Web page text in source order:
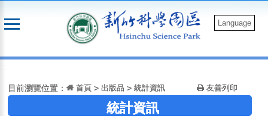
到
Language
目前瀏覽位置： 首頁 >出版品 >統計資訊 友善列印
統計資訊